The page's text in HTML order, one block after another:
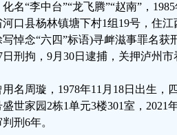
名“李中台”“龙飞腾”“赵南”，
河口县杨林镇塘下村1组19号，住
悼念“六四”标语)寻衅滋事罪名获
刑拘，9月30日逮捕，关押泸州市
名周璇，1978年11月18日出生
世家园2栋1单元3楼301室，
刑6年。